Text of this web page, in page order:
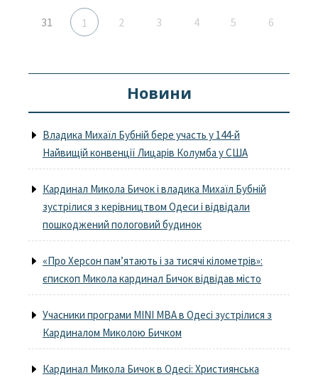
31 1 2 3 4 5 6
Новини
Владика Михаїл Бубній бере участь у 144-й
Найвищій конвенції Лицарів Колумба у США
Кардинал Микола Бичок і владика Михаїл Бубній
зустрілися з керівництвом Одеси і відвідали
пошкоджений пологовий будинок
«Про Херсон пам’ятають і за тисячі кілометрів»:
єпископ Микола кардинал Бичок відвідав місто
Учасники програми MINI MBA в Одесі зустрілися з
Кардиналом Миколою Бичком
Кардинал Микола Бичок в Одесі: Християнська